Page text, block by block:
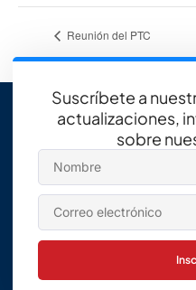
Reunión del PTC
Suscríbete a
actualizaciones,
sobre